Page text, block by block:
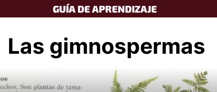
to
GUÍA DE APRENDIZAJE
Las gimnospermas